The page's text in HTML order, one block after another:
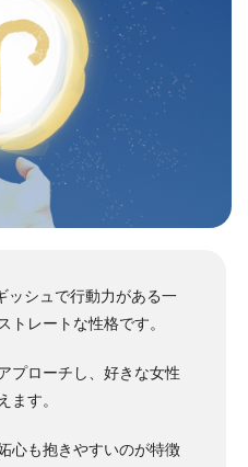
ッシュで行動力がある一
トレートな性格です。
プローチし、好きな女性
ます。
心も抱きやすいのが特徴